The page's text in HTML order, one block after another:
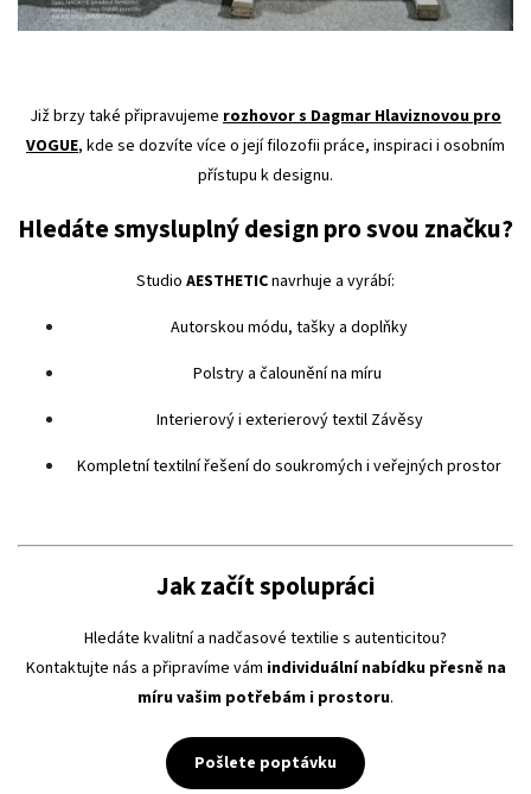
Již brzy také připravujeme rozhovor s Dagmar Hlaviznovou pro
VOGUE, kde se dozvíte více o její filozofii práce, inspiraci i osobním
přístupu k designu.
Hledáte smysluplný design pro svou značku?
Studio AESTHETICnavrhuje a vyrábí:
Autorskou módu, tašky a doplňky
Polstry a čalounění na míru
Interierový i exterierový textil Závěsy
Kompletní textilní řešení do soukromých i veřejných prostor
Jak začít spolupráci
Hledáte kvalitní a nadčasové textilie s autenticitou?
Kontaktujte nás a připravíme vám individuální nabídku přesně na
míru vašim potřebám i prostoru.
Pošlete poptávku